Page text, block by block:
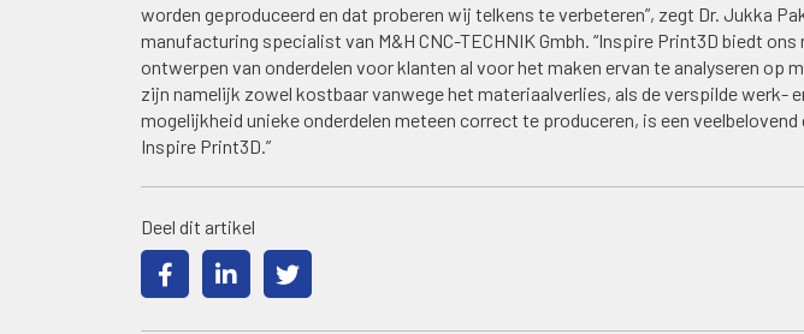
worden geproduceerd en dat proberen wij telkens te verbeteren”, zegt Dr. Jukka
manufacturing specialist van M&H CNC-TECHNIK Gmbh. “Inspire Print3D biedt
ontwerpen van onderdelen voor klanten al voor het maken ervan te analyseren op
zijn namelijk zowel kostbaar vanwege het materiaalverlies, als de verspilde werk-
mogelijkheid unieke onderdelen meteen correct te produceren, is een
Inspire Print3D.”
Deel dit artikel